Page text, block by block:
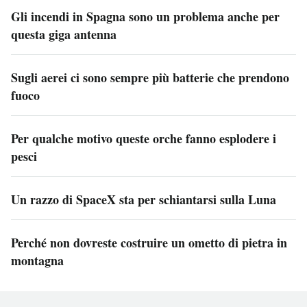
Gli incendi in Spagna sono un problema anche per
questa giga antenna
Sugli aerei ci sono sempre più batterie che prendono
fuoco
Per qualche motivo queste orche fanno esplodere i
pesci
Un razzo di SpaceX sta per schiantarsi sulla Luna
Perché non dovreste costruire un ometto di pietra in
montagna